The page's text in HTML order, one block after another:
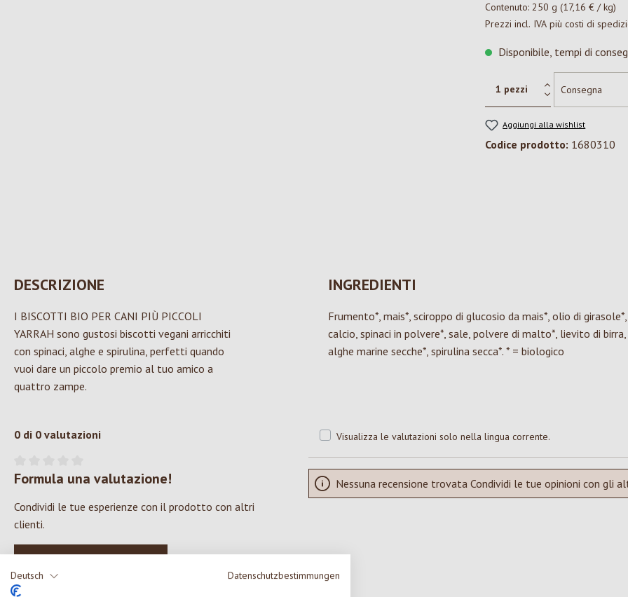
Deutsch Datenschutzbestimmungen
Contenuto: 250 g (17,16 € / kg)
Prezzi incl. IVA più costi di
Disponibile, tempi di
Aggiungi alla wishlist
Codice prodotto: 1680310
DESCRIZIONE
I BISCOTTI BIO PER CANI PIÙ PICCOLI
YARRAH sono gustosi biscotti vegani arricchiti
con spinaci, alghe e spirulina, perfetti quando
vuoi dare un piccolo premio al tuo amico a
quattro zampe.
INGREDIENTI
Frumento*, mais*, sciroppo di glucosio da mais*, olio di girasole*,
calcio, spinaci in polvere*, sale, polvere di malto*, lievito di birra,
alghe marine secche*, spirulina secca*. * = biologico
0 di 0 valutazioni
Valutazione media di 0 su 5 stelle
Formula una valutazione!
Condividi le tue esperienze con il prodotto con altri
clienti.
Visualizza le valutazioni solo nella lingua corrente.
Nessuna recensione trovata Condividi le tue opinioni con gli